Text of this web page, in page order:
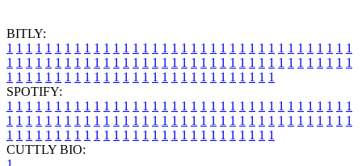
BITLY:
1 1 1 1 1 1 1 1 1 1 1 1 1 1 1 1 1 1 1 1 1 1 1 1 1 1 1 1 1 1 1 1 1 1 1 1
1 1 1 1 1 1 1 1 1 1 1 1 1 1 1 1 1 1 1 1 1 1 1 1 1 1 1 1 1 1 1 1 1 1 1 1
1 1 1 1 1 1 1 1 1 1 1 1 1 1 1 1 1 1 1 1 1 1 1 1 1 1 1 1
SPOTIFY:
1 1 1 1 1 1 1 1 1 1 1 1 1 1 1 1 1 1 1 1 1 1 1 1 1 1 1 1 1 1 1 1 1 1 1 1
1 1 1 1 1 1 1 1 1 1 1 1 1 1 1 1 1 1 1 1 1 1 1 1 1 1 1 1 1 1 1 1 1 1 1 1
1 1 1 1 1 1 1 1 1 1 1 1 1 1 1 1 1 1 1 1 1 1 1 1 1 1 1 1
CUTTLY BIO: